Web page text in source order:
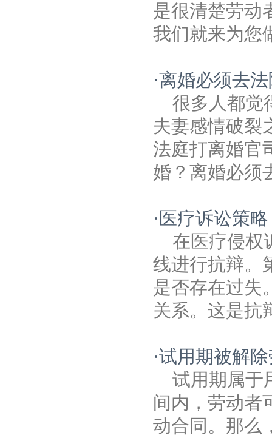
是很清楚劳动
我们就来为您
·离婚必须去
很多人都觉
夫妻感情破裂
法庭打离婚官
婚？离婚必须
· 医疗诉讼策略
在医疗侵权
线进行抗辩。
是否存在过失
关系。这是抗
·试用期被解
试用期属于
间内，劳动者
动合同。那么